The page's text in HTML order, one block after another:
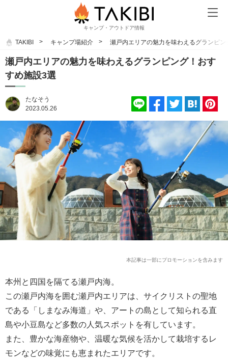
キャンプ・アウトドア情報
TAKIBI キャンプ場紹介 瀬戸内エリアの魅力を味わえるグランピ
瀬戸内エリアの魅力を味わえるグランピング！おす
すめ施設3選
たなそう
2023.05.26
本記事は一部にプロモーションを含みます
本州と四国を隔てる瀬戸内海。
この瀬戸内海を囲む瀬戸内エリアは、サイクリストの聖地
である「しまなみ海道」や、アートの島として知られる直
島や小豆島など多数の人気スポットを有しています。
また、豊かな海産物や、温暖な気候を活かして栽培するレ
モンなどの味覚にも恵まれたエリアです。